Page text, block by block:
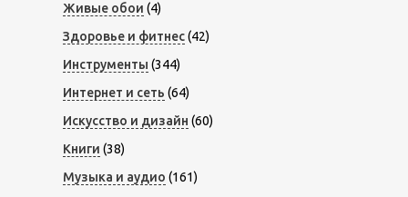
Живые обои (4)
Здоровье и фитнес(42)
Инструменты (344)
Интернет и сеть (64)
Искусство и дизайн (60)
Книги (38)
Музыка и аудио (161)